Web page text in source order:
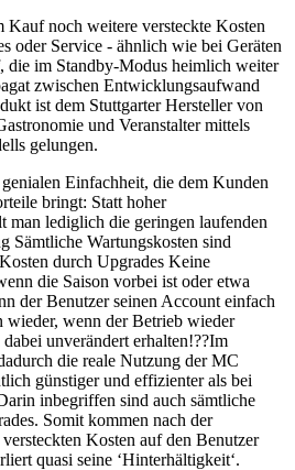
Kauf noch weitere versteckte Kosten
oder Service - ähnlich wie bei Geräten
die im Standby-Modus heimlich weiter
zwischen Entwicklungsaufwand
ist dem Stuttgarter Hersteller von
und Veranstalter mittels
gelungen.
Einfachheit, die dem Kunden
bringt: Statt hoher
man lediglich die geringen laufenden
Sämtliche Wartungskosten sind
durch Upgrades Keine
die Saison vorbei ist oder etwa
der Benutzer seinen Account einfach
wenn der Betrieb wieder
unverändert erhalten!??Im
die reale Nutzung der MC
günstiger und effizienter als bei
inbegriffen sind auch sämtliche
Somit kommen nach der
Kosten auf den Benutzer
quasi seine ‘Hinterhältigkeit‘.